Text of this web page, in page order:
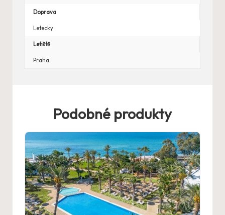
Doprava
Letecky
Letiště
Praha
Podobné produkty